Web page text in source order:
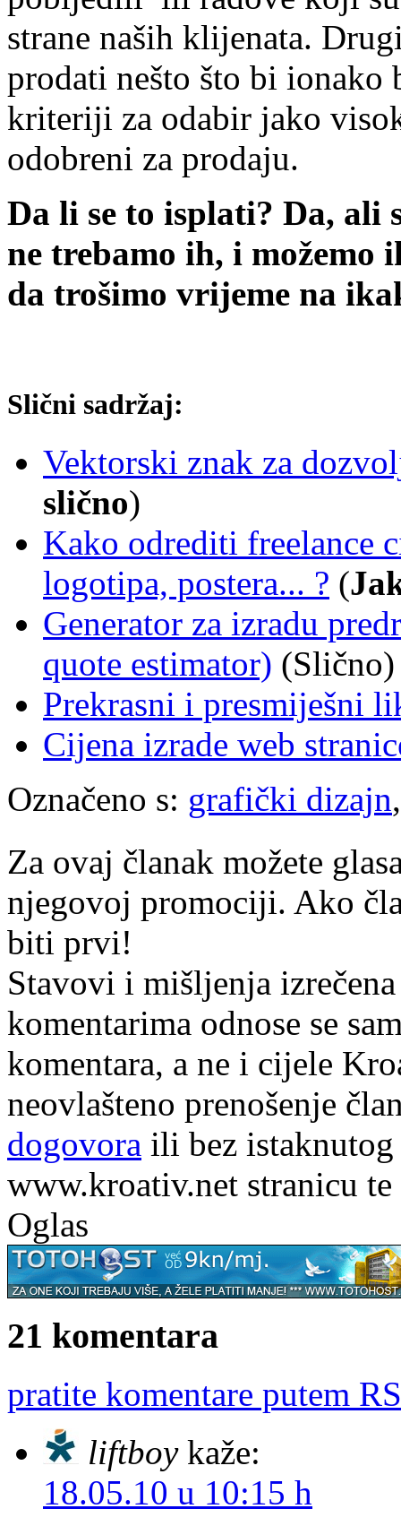
strane naših klijenata.
prodati nešto što bi ionako
kriteriji za odabir jako
odobreni za prodaju.
Da li se to isplati? Da, ali
ne trebamo ih, i možemo
da trošimo vrijeme na
Slični sadržaj:
Vektorski znak za
slično)
Kako odrediti freelance
logotipa, postera... ? (
Generator za izradu
quote estimator) (Slično)
Prekrasni i presmiješni
Cijena izrade web
Označeno s: grafički dizajn
Za ovaj članak možete
njegovoj promociji. Ako
biti prvi!
Stavovi i mišljenja
komentarima odnose se
komentara, a ne i cijele
neovlašteno prenošenje
dogovora ili bez
www.kroativ.net stranicu te
Oglas
21 komentara
pratite komentare putem
liftboy kaže:
18.05.10 u 10:15 h